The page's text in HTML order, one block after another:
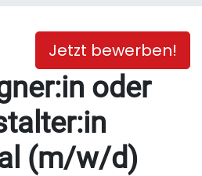
Jetzt bewerben!
oder
(m/w/d)